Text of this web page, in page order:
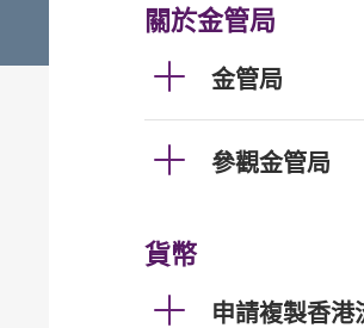
關於金管局
金管局
參觀金管局
貨幣
申請複製香港